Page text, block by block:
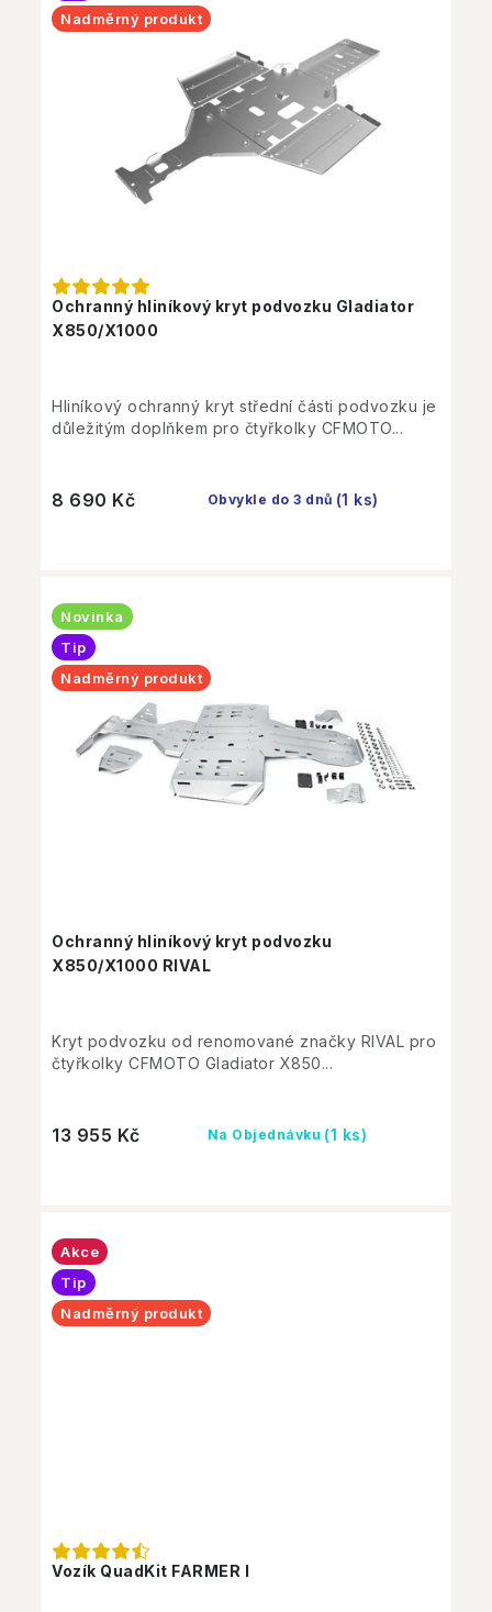
Ochranný hliníkový kryt podvozku Gladiator
X850/X1000
Nadměrný produkt
Obvykle do 3 dnů (1 ks)
8 690 Kč
Hliníkový ochranný kryt střední části podvozku je
důležitým doplňkem pro čtyřkolky CFMOTO...
Ochranný hliníkový kryt podvozku
X850/X1000 RIVAL
Novinka
Tip
Nadměrný produkt
Na Objednávku (1 ks)
13 955 Kč
Kryt podvozku od renomované značky RIVAL pro
čtyřkolky CFMOTO Gladiator X850...
Vozík QuadKit FARMER I
Akce
Tip
Nadměrný produkt